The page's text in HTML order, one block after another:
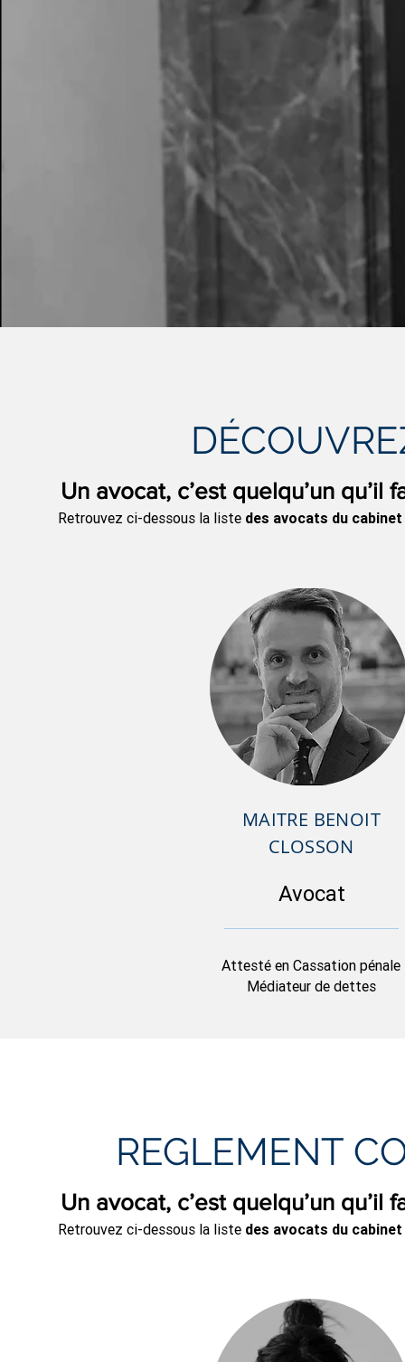
Un avocat, c’est quelqu’un
Retrouvez ci-dessous la liste des avocats du
MAITRE BENOIT
CLOSSON
Avocat
Attesté en Cassation pénale
Médiateur de dettes
REGLEMENT
Un avocat, c’est quelqu’un
Retrouvez ci-dessous la liste des avocats du